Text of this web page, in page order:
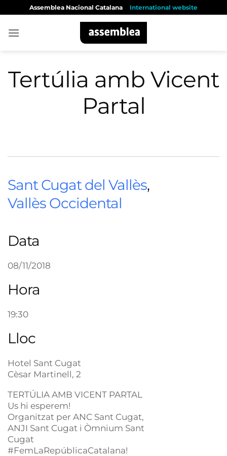
content
Assemblea Nacional Catalana International website
Tertúlia amb Vicent
Partal
Sant Cugat del Vallès,
Vallès Occidental
Data
08/11/2018
Hora
19:30
Lloc
Hotel Sant Cugat
Cèsar Martinell, 2
TERTÚLIA AMB VICENT PARTAL
Us hi esperem!
Organitzat per ANC Sant Cugat,
ANJI Sant Cugat i Òmnium Sant
Cugat
#FemLaRepúblicaCatalana!